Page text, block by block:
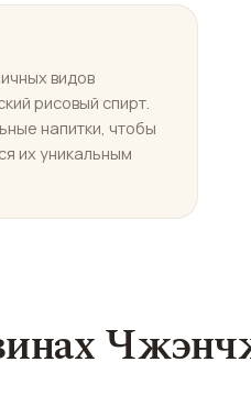
видов
рисовый спирт.
напитки, чтобы
их уникальным